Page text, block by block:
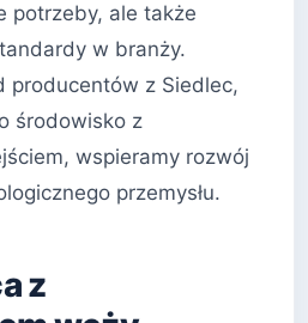
potrzeby, ale także
w branży.
producentów z Siedlec,
środowisko z
wspieramy rozwój
przemysłu.
z